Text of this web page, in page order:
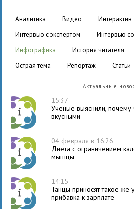
аналитика видео
интерактив
интервью с экспертом
интервью
инфографика
история читателя
острая тема
репортаж статьи
Актуальные
15:37
Ученые выяснили, почему
вкусными
04 февраля в 16:26
Диета с ограничением
мышцы
14:15
Танцы приносят такое же
прибавка к зарплате